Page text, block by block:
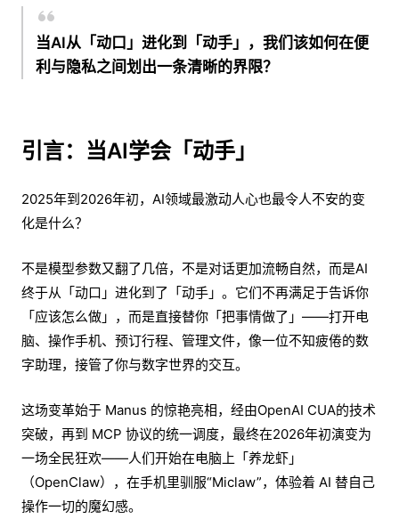
当AI从「动口」进化到「动手」，我们该如何在便
利与隐私之间划出一条清晰的界限？
引言：当AI学会「动手」
2025年到2026年初，AI领域最激动人心也最令人不安的变
化是什么？
不是模型参数又翻了几倍，不是对话更加流畅自然，而是AI
终于从「动口」进化到了「动手」。它们不再满足于告诉你
「应该怎么做」，而是直接替你「把事情做了」——打开电
脑、操作手机、预订行程、管理文件，像一位不知疲倦的数
字助理，接管了你与数字世界的交互。
这场变革始于 Manus 的惊艳亮相，经由OpenAI CUA的技术
突破，再到 MCP 协议的统一调度，最终在2026年初演变为
一场全民狂欢——人们开始在电脑上「养龙虾」
（OpenClaw），在手机里驯服“Miclaw”，体验着 AI 替自己
操作一切的魔幻感。